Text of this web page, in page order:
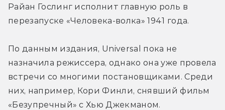
Райан Гослинг исполнит главную роль в
перезапуске «Человека-волка» 1941 года.
По данным издания, Universal пока не
назначила режиссера, однако она уже провела
встречи со многими постановщиками. Среди
них, например, Кори Финли, снявший фильм
«Безупречный» с Хью Джекманом.